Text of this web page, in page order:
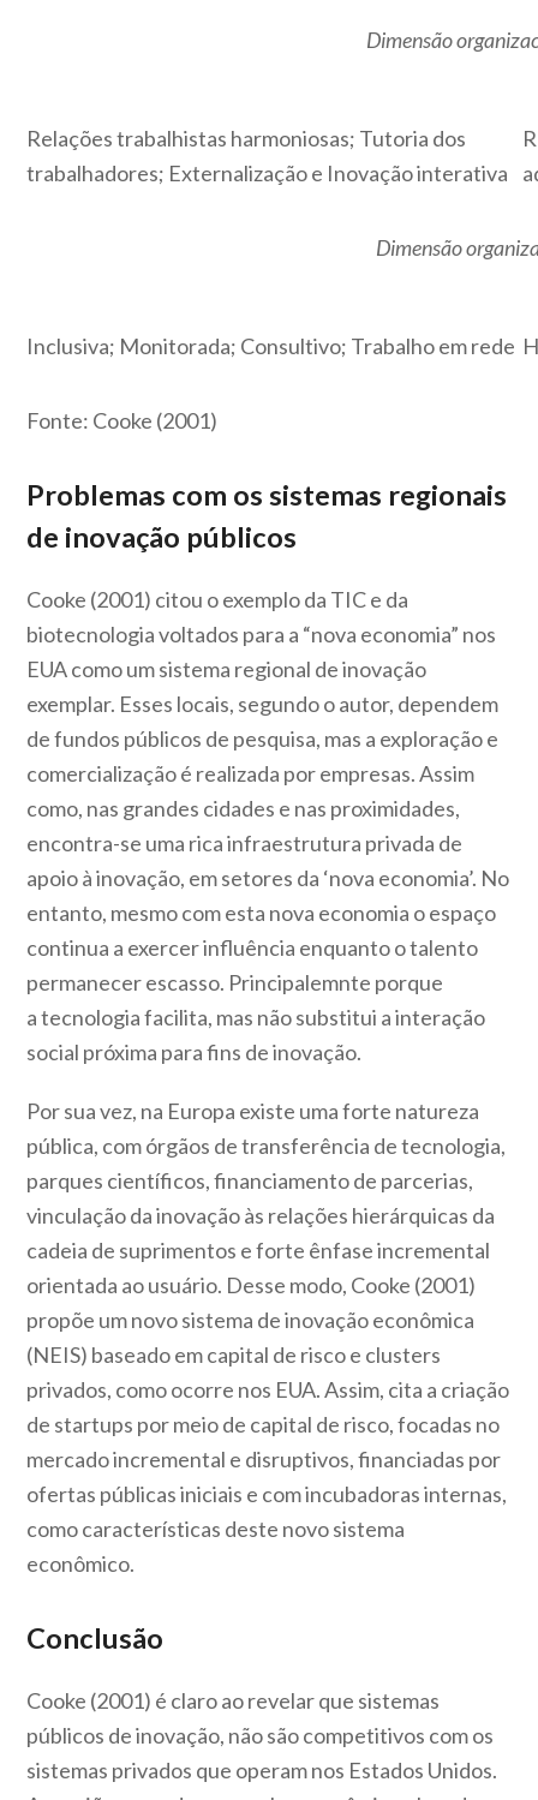
Dimensão
Relações trabalhistas harmoniosas; Tutoria dos
trabalhadores; Externalização e Inovação interativa
Dimensão
Inclusiva; Monitorada; Consultivo; Trabalho em rede
Fonte: Cooke (2001)
Problemas com os sistemas regionais
de inovação públicos
Cooke (2001) citou o exemplo da TIC e da
biotecnologia voltados para a “nova economia” nos
EUA como um sistema regional de inovação
exemplar. Esses locais, segundo o autor, dependem
de fundos públicos de pesquisa, mas a exploração e
comercialização é realizada por empresas. Assim
como, nas grandes cidades e nas proximidades,
encontra-se uma rica infraestrutura privada de
apoio à inovação, em setores da ‘nova economia’. No
entanto, mesmo com esta nova economia o espaço
continua a exercer influência enquanto o talento
permanecer escasso. Principalemnte porque
a tecnologia facilita, mas não substitui a interação
social próxima para fins de inovação.
Por sua vez, na Europa existe uma forte natureza
pública, com órgãos de transferência de tecnologia,
parques científicos, financiamento de parcerias,
vinculação da inovação às relações hierárquicas da
cadeia de suprimentos e forte ênfase incremental
orientada ao usuário. Desse modo, Cooke (2001)
propõe um novo sistema de inovação econômica
(NEIS) baseado em capital de risco e clusters
privados, como ocorre nos EUA. Assim, cita a criação
de startups por meio de capital de risco, focadas no
mercado incremental e disruptivos, financiadas por
ofertas públicas iniciais e com incubadoras internas,
como características deste novo sistema
econômico.
Conclusão
Cooke (2001) é claro ao revelar que sistemas
públicos de inovação, não são competitivos com os
sistemas privados que operam nos Estados Unidos.